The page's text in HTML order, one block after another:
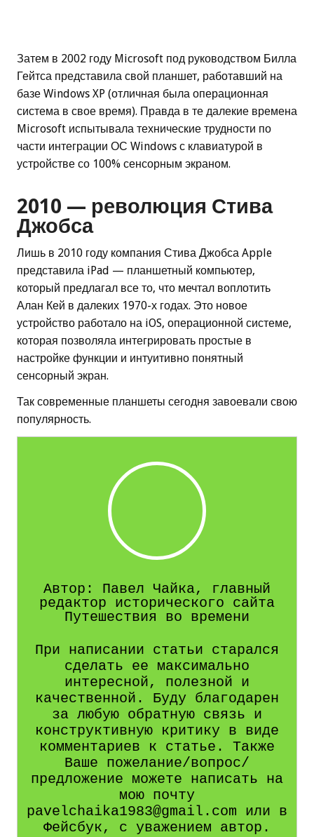
Затем в 2002 году Microsoft под руководством Билла
Гейтса представила свой планшет, работавший на
базе Windows XP (отличная была операционная
система в свое время). Правда в те далекие времена
Microsoft испытывала технические трудности по
части интеграции ОС Windows с клавиатурой в
устройстве со 100% сенсорным экраном.
2010 — революция Стива
Джобса
Лишь в 2010 году компания Стива Джобса Apple
представила iPad — планшетный компьютер,
который предлагал все то, что мечтал воплотить
Алан Кей в далеких 1970-х годах. Это новое
устройство работало на iOS, операционной системе,
которая позволяла интегрировать простые в
настройке функции и интуитивно понятный
сенсорный экран.
Так современные планшеты сегодня завоевали свою
популярность.
Автор: Павел Чайка, главный
редактор исторического сайта
Путешествия во времени
При написании статьи старался
сделать ее максимально
интересной, полезной и
качественной. Буду благодарен
за любую обратную связь и
конструктивную критику в виде
комментариев к статье. Также
Ваше пожелание/вопрос/
предложение можете написать на
мою почту
pavelchaika1983@gmail.com или в
Фейсбук, с уважением автор.